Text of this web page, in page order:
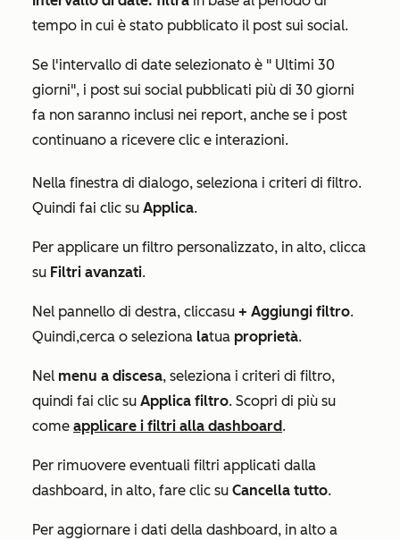
tempo in cui è stato pubblicato il post sui social.
Se l'intervallo di date selezionato è " Ultimi 30
giorni", i post sui social pubblicati più di 30 giorni
fa non saranno inclusi nei report, anche se i post
continuano a ricevere clic e interazioni.
Nella finestra di dialogo, seleziona i criteri di filtro.
Quindi fai clic su Applica.
Per applicare un filtro personalizzato, in alto, clicca
su Filtri avanzati.
Nel pannello di destra, cliccasu + Aggiungi filtro.
Quindi,cerca o seleziona latua proprietà.
Nel menu a discesa, seleziona i criteri di filtro,
quindi fai clic su Applica filtro. Scopri di più su
come applicare i filtri alla dashboard.
Per rimuovere eventuali filtri applicati dalla
dashboard, in alto, fare clic su Cancella tutto.
Per aggiornare i dati della dashboard, in alto a